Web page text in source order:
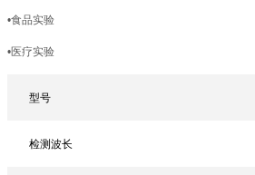
•食品实验
•医疗实验
型号
检测波长